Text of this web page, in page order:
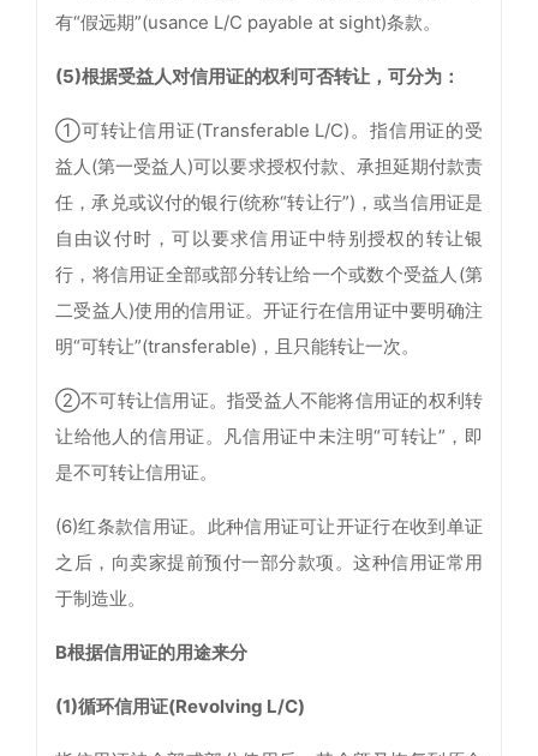
有“假远期”(usance L/C payable at sight)条款。
(5)根据受益人对信用证的权利可否转让，可分为：
①可转让信用证(Transferable L/C)。指信用证的受
益人(第一受益人)可以要求授权付款、承担延期付款责
任，承兑或议付的银行(统称“转让行”)，或当信用证是
自由议付时，可以要求信用证中特别授权的转让银
行，将信用证全部或部分转让给一个或数个受益人(第
二受益人)使用的信用证。开证行在信用证中要明确注
明“可转让”(transferable)，且只能转让一次。
②不可转让信用证。指受益人不能将信用证的权利转
让给他人的信用证。凡信用证中未注明“可转让”，即
是不可转让信用证。
(6)红条款信用证。此种信用证可让开证行在收到单证
之后，向卖家提前预付一部分款项。这种信用证常用
于制造业。
B根据信用证的用途来分
(1)循环信用证(Revolving L/C)